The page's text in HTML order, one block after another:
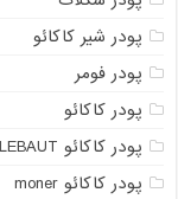
پودر شیر کاکائو
پودر فومر
پودر کاکائو
پودر کاکائو BARRY CALLEBAUT
پودر کاکائو moner